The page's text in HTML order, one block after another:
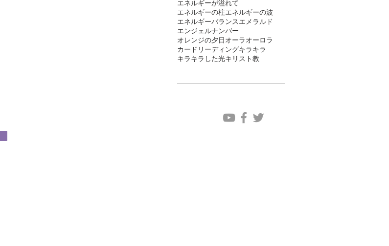
エネルギーが溢れて
エネルギーの柱エネルギーの波
エネルギーバランスエメラルド
エンジェルナンバー
オレンジの夕日オーラオーロラ
カードリーディングキラキラ
キラキラした光キリスト教